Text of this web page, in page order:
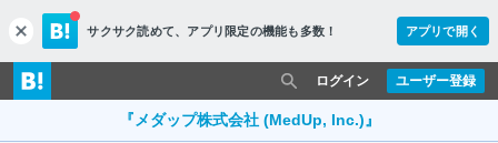
c
l
o
s
サクサク読めて、 アプリ限定の機能も多数！ アプリで開く
ユーザー登録
ログイン
『メダップ株式会社 (MedUp, Inc.)』